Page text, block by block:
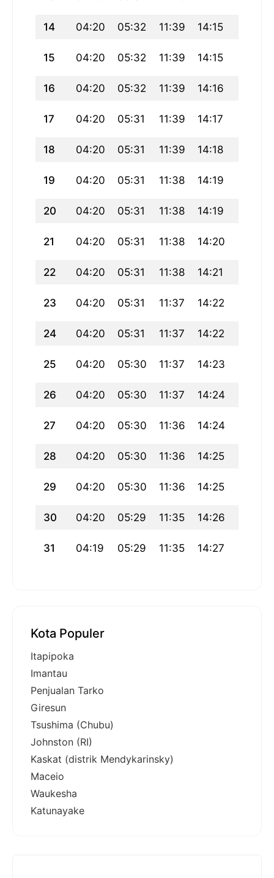
14 04:20 05:32 11:39 14:15
15 04:20 05:32 11:39 14:15
16 04:20 05:32 11:39 14:16
17 04:20 05:31 11:39 14:17
18 04:20 05:31 11:39 14:18
19 04:20 05:31 11:38 14:19
20 04:20 05:31 11:38 14:19
21 04:20 05:31 11:38 14:20
22 04:20 05:31 11:38 14:21
23 04:20 05:31 11:37 14:22
24 04:20 05:31 11:37 14:22
25 04:20 05:30 11:37 14:23
26 04:20 05:30 11:37 14:24
27 04:20 05:30 11:36 14:24
28 04:20 05:30 11:36 14:25
29 04:20 05:30 11:36 14:25
30 04:20 05:29 11:35 14:26
31 04:19 05:29 11:35 14:27
Kota Populer
Itapipoka
Imantau
Penjualan Tarko
Giresun
Tsushima (Chubu)
Johnston (RI)
Kaskat (distrik Mendykarinsky)
Maceio
Waukesha
Katunayake